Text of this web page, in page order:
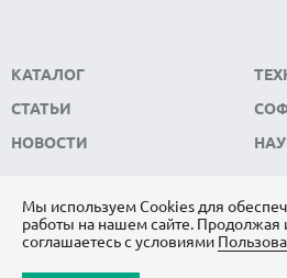
КАТАЛОГ
СТАТЬИ
НОВОСТИ
ПОДПИШИТЕСЬ НА НАС
ЯНДЕКС.ДЗЕН
Мы используем Сookies для
работы на нашем сайте. Продолжая
соглашаетесь с условиями